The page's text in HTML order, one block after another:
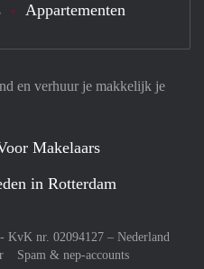
en verhuur je makkelijk je
Makelaars
in Rotterdam
KvK nr. 02094127 – Nederland
Spam & nep-accounts
Appartementen